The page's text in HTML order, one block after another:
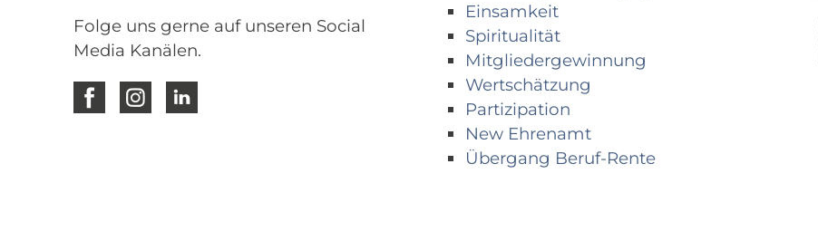
Folge uns gerne auf unseren Social
Media Kanälen.
Einsamkeit
Spiritualität
Mitgliedergewinnung
Wertschätzung
Partizipation
New Ehrenamt
Übergang Beruf-Rente